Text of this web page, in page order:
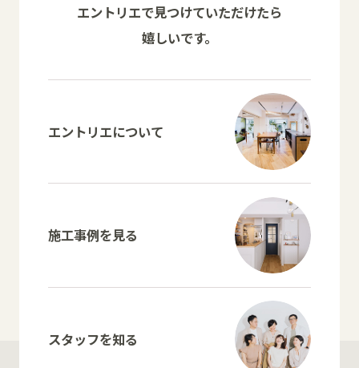
エントリエで見つけていただけたら
嬉しいです。
エントリエについて
施工事例を見る
スタッフを知る